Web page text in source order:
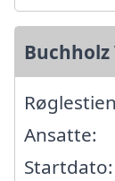
Buchholz
Ansatte: